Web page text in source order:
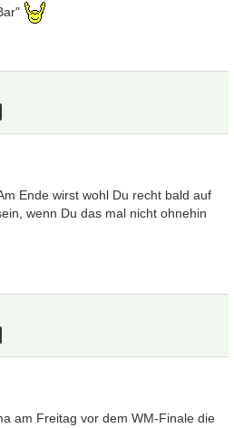
Ende wirst wohl Du recht bald auf
wenn Du das mal nicht ohnehin
am Freitag vor dem WM-Finale die